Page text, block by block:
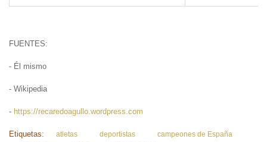
FUENTES:
- Él mismo
- Wikipedia
- https://recaredoagullo.wordpress.com
Etiquetas: atletas deportistas
campeones de España